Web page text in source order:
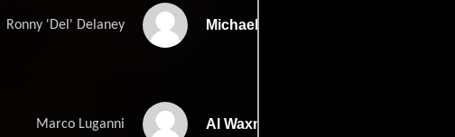
Ronny 'Del' Delaney Michael Parks
Marco Luganni Al Waxman